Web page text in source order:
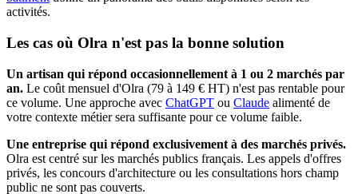
activités.
Les cas où Olra n'est pas la bonne solution
Un artisan qui répond occasionnellement à 1 ou 2 marchés par
an. Le coût mensuel d'Olra (79 à 149 € HT) n'est pas rentable pour
ce volume. Une approche avec ChatGPT ou Claude alimenté de
votre contexte métier sera suffisante pour ce volume faible.
Une entreprise qui répond exclusivement à des marchés privés.
Olra est centré sur les marchés publics français. Les appels d'offres
privés, les concours d'architecture ou les consultations hors champ
public ne sont pas couverts.